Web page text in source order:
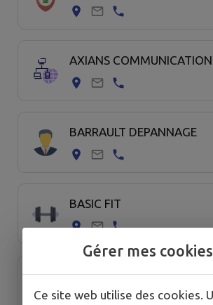
AXIANS
BARRAULT DEPANNAGE
BASIC FIT
BLS LOCATION
Gérer mes
Ce site web utilise des cookies.